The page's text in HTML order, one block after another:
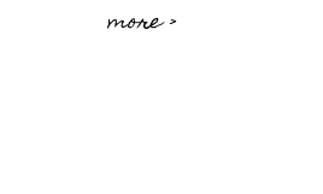
more >